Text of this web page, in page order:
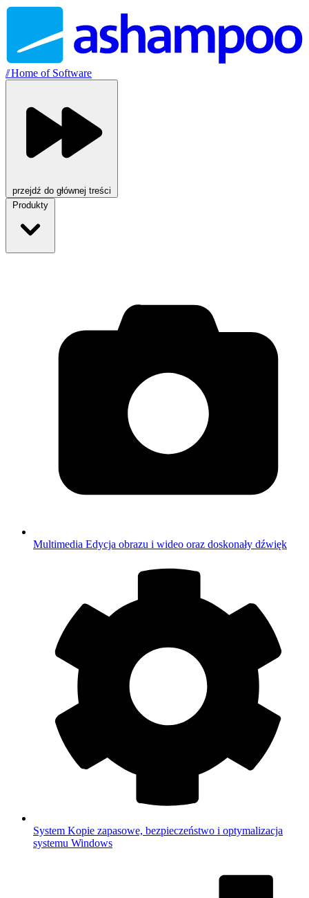
//Home of Software
przejdź do głównej treści
Produkty
Multimedia Edycja obrazu i wideo oraz doskonały dźwięk
System Kopie zapasowe, bezpieczeństwo i optymalizacja
systemu Windows